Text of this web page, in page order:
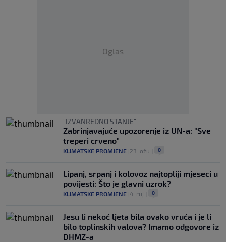
Oglas
"IZVANREDNO STANJE"
Zabrinjavajuće upozorenje iz UN-a: "Sve
treperi crveno"
KLIMATSKE PROMJENE 23. ožu. 0
Lipanj, srpanj i kolovoz najtopliji mjeseci u
povijesti: Što je glavni uzrok?
KLIMATSKE PROMJENE 4. ruj. 0
Jesu li nekoć ljeta bila ovako vruća i je li
bilo toplinskih valova? Imamo odgovore iz
DHMZ-a